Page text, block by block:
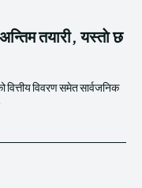
तयारी, यस्ताे छ